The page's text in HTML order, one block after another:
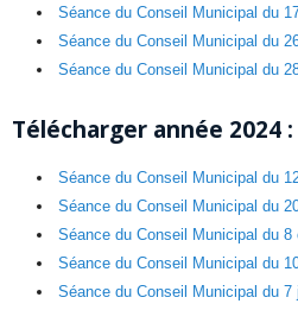
Séance du Conseil Municipal du
Séance du Conseil Municipal du
Séance du Conseil Municipal du
Télécharger année 2024 :
Séance du Conseil Municipal du
Séance du Conseil Municipal du
Séance du Conseil Municipal du 8
Séance du Conseil Municipal du
Séance du Conseil Municipal du 7